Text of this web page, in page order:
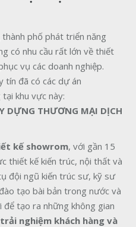
phố phát triển năng
có nhu cầu rất lớn về thiết
vụ các doanh nghiệp.
tín đã có các dự án
khu vực này:
DỰNG THƯƠNG MẠI DỊCH
kế showrom, với gần 15
thiết kế kiến trúc, nội thất và
đội ngũ kiến trúc sư, kỹ sư
tạo bài bản trong nước và
tạo ra những không gian
nghiệm khách hàng và